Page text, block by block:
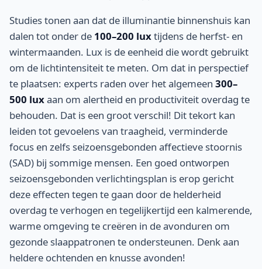
Studies tonen aan dat de illuminantie binnenshuis kan
dalen tot onder de 100–200 luxtijdens de herfst- en
wintermaanden. Lux is de eenheid die wordt gebruikt
om de lichtintensiteit te meten. Om dat in perspectief
te plaatsen: experts raden over het algemeen 300–
500 luxaan om alertheid en productiviteit overdag te
behouden. Dat is een groot verschil! Dit tekort kan
leiden tot gevoelens van traagheid, verminderde
focus en zelfs seizoensgebonden affectieve stoornis
(SAD) bij sommige mensen. Een goed ontworpen
seizoensgebonden verlichtingsplan is erop gericht
deze effecten tegen te gaan door de helderheid
overdag te verhogen en tegelijkertijd een kalmerende,
warme omgeving te creëren in de avonduren om
gezonde slaappatronen te ondersteunen. Denk aan
heldere ochtenden en knusse avonden!